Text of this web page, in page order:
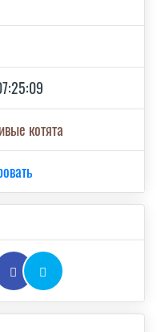
котята